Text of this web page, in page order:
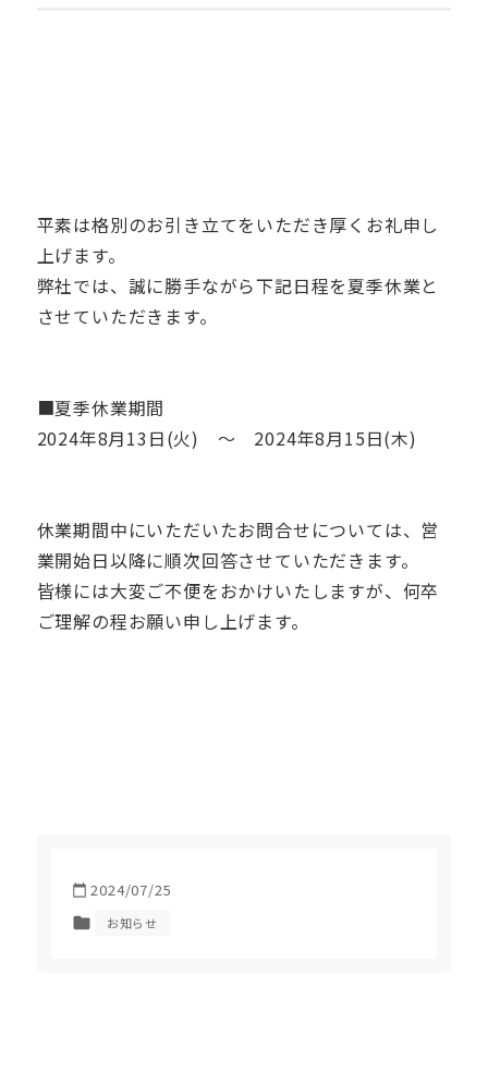
平素は格別のお引き立てをいただき厚くお礼申し
上げます。
弊社では、誠に勝手ながら下記日程を夏季休業と
させていただきます。
■夏季休業期間
2024年8月13日(火) ～ 2024年8月15日(木)
休業期間中にいただいたお問合せについては、営
業開始日以降に順次回答させていただきます。
皆様には大変ご不便をおかけいたしますが、何卒
ご理解の程お願い申し上げます。
2024/07/25
お知らせ